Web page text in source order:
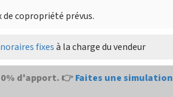
de copropriété prévus.
fixesà la charge du vendeur
d'apport. 👉Faites une simulation